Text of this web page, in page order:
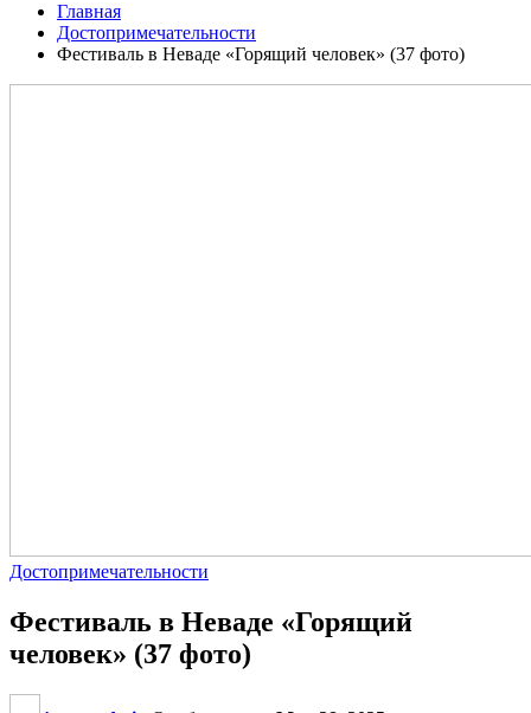
Главная
Достопримечательности
Фестиваль в Неваде «Горящий человек» (37 фото)
Достопримечательности
Фестиваль в Неваде «Горящий
человек» (37 фото)